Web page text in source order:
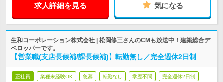
求人詳細を見る 気になる
生和コーポレーション株式会社 | 松岡修三さんのCMも放送中！建築総合デ
ベロッパーです。
【営業職(支店長候補/課長候補)】転勤無し／完全週休2日制
正社員 業種未経験OK 急募 転勤なし 学歴不問 完全週休2日制